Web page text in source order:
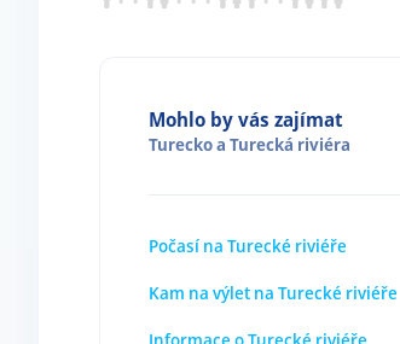
Mohlo by vás zajímat
Tureckoa Turecká riviéra
Počasí na Turecké riviéře
Kam na výlet na Turecké riviéře